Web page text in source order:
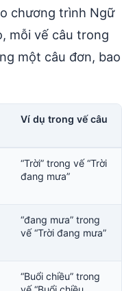
chương trình Ngữ
mỗi vế câu trong
một câu đơn, bao
Ví dụ trong vế câu
“Trời” trong vế “Trời
đang mưa”
“đang mưa” trong
vế “Trời đang mưa”
“Buổi chiều” trong